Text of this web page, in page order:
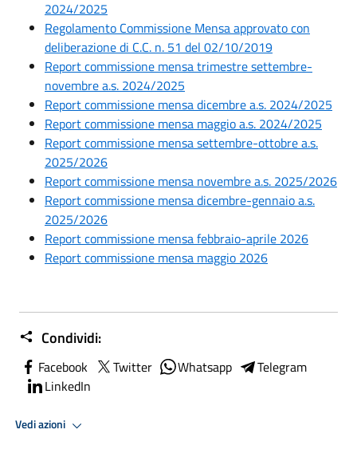
2024/2025
Regolamento Commissione Mensa approvato con
deliberazione di C.C. n. 51 del 02/10/2019
Report commissione mensa trimestre settembre-
novembre a.s. 2024/2025
Report commissione mensa dicembre a.s. 2024/2025
Report commissione mensa maggio a.s. 2024/2025
Report commissione mensa settembre-ottobre a.s.
2025/2026
Report commissione mensa novembre a.s. 2025/2026
Report commissione mensa dicembre-gennaio a.s.
2025/2026
Report commissione mensa febbraio-aprile 2026
Report commissione mensa maggio 2026
Condividi:
Facebook Twitter Whatsapp
Telegram
LinkedIn
Vedi azioni